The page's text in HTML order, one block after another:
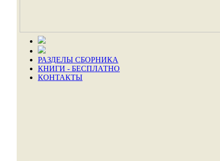
РАЗДЕЛЫ СБОРНИКА
КНИГИ - БЕСПЛАТНО
КОНТАКТЫ